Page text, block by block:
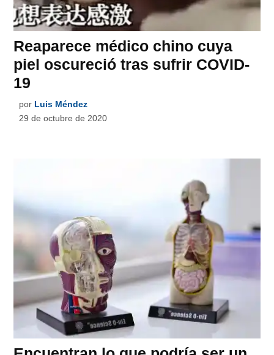
Reaparece médico chino cuya
piel oscureció tras sufrir COVID-
19
por Luis Méndez
29 de octubre de 2020